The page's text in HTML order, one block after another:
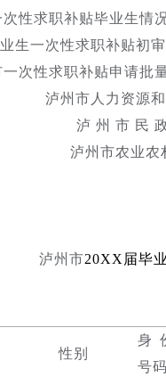
次性求职补贴毕业生情
生一次性求职补贴初
次性求职补贴申请批
泸州市人力资源
泸 州 市
泸州市农业
泸州市20XX届毕
性别
身
号码